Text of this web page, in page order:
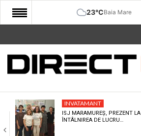
23°CBaia Mare
START
COMUNITATE
CULTURA
ECONOMIE
INVATAMANT
ISJ MARAMUREȘ, PREZENT LA
ÎNTÂLNIREA DE LUCRU…